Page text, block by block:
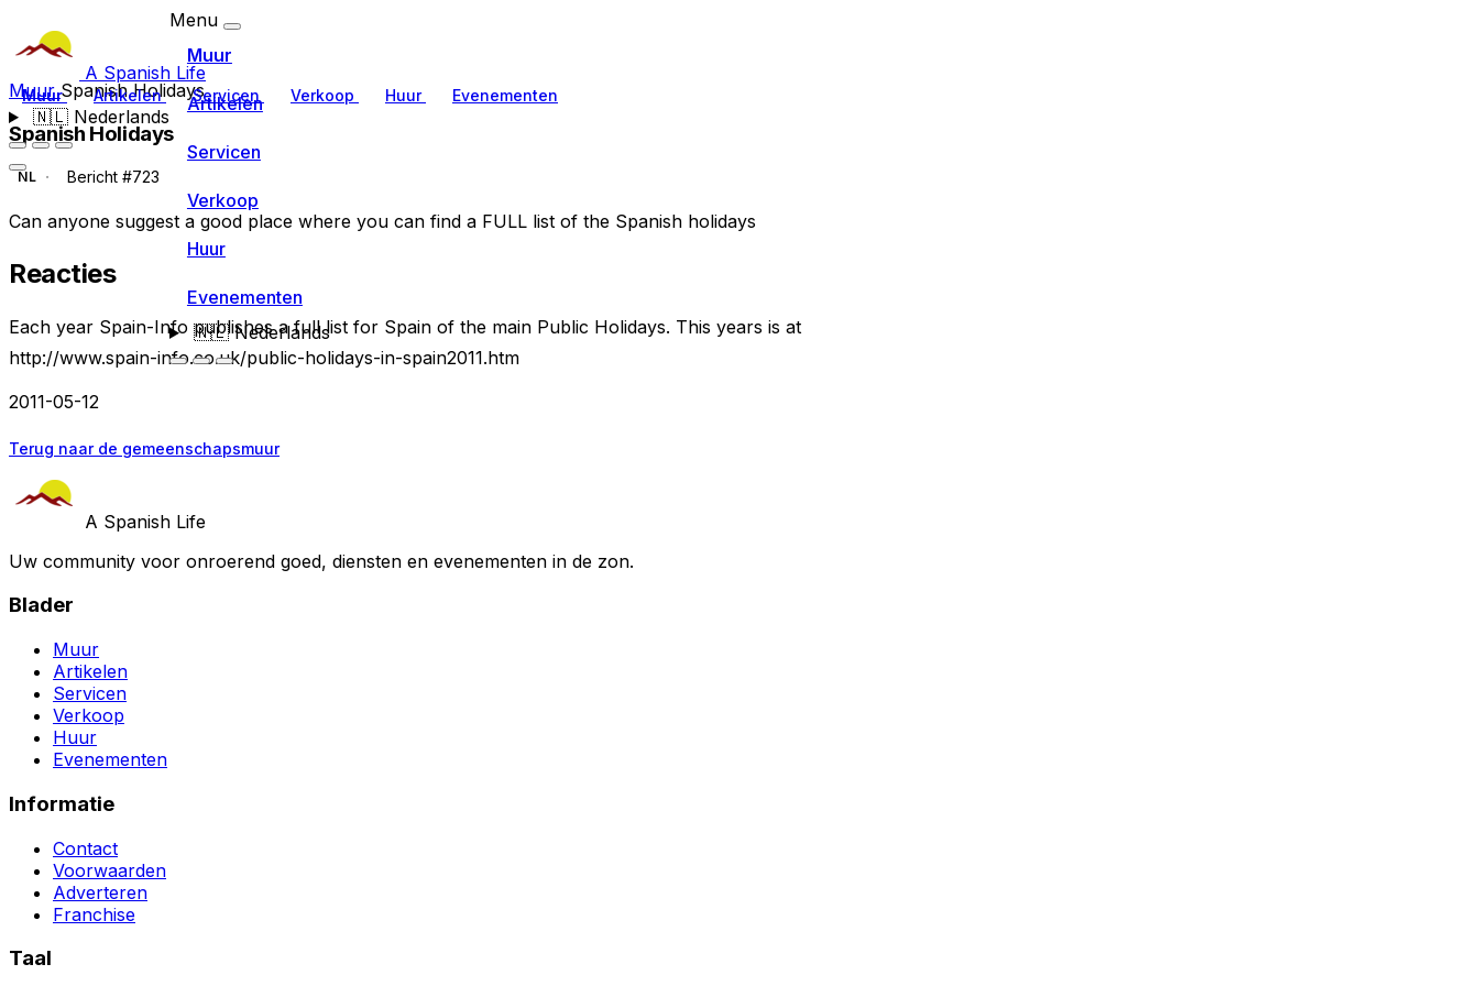
A Spanish Life
Muur Artikelen Servicen Verkoop Huur Evenementen
🇳🇱Nederlands
Menu
Muur
Artikelen
Servicen
Verkoop
Huur
Evenementen
🇳🇱Nederlands
MuurSpanish Holidays
Spanish Holidays
NL Bericht #723
Can anyone suggest a good place where you can find a FULL list of the Spanish holidays
Reacties
Each year Spain-Info publishes a full list for Spain of the main Public Holidays. This years is at
http://www.spain-info.co.uk/public-holidays-in-spain2011.htm
2011-05-12
Terug naar de gemeenschapsmuur
A Spanish Life
Uw community voor onroerend goed, diensten en evenementen in de zon.
Blader
Muur
Artikelen
Servicen
Verkoop
Huur
Evenementen
Informatie
Contact
Voorwaarden
Adverteren
Franchise
Taal